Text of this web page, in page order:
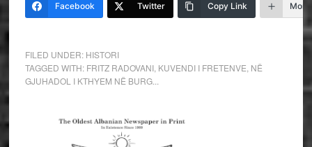
Facebook Twitter Copy Link More
FILED UNDER: HISTORI
TAGGED WITH: FRITZ RADOVANI, KUVENDI I FRETENVE NË
GJUHADOL I KTHYEM NË BURG...